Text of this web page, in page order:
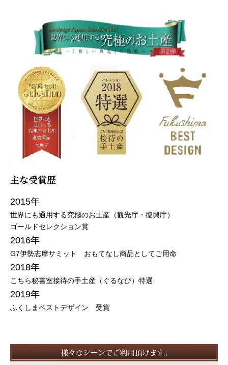
主な受賞歴
2015年
世界にも通用する究極のお土産（観光庁・復興庁）
ゴールドセレクション賞
2016年
G7伊勢志摩サミット おもてなし商品としてご用命
2018年
こちら秘書室接待の手土産（ぐるなび）特選
2019年
ふくしまベストデザイン 受賞